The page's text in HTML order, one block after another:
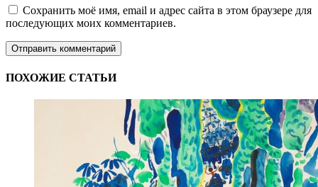
Сохранить моё имя, email и адрес сайта в этом браузере для
последующих моих комментариев.
ПОХОЖИЕ СТАТЬИ